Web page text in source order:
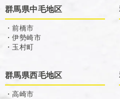
群馬県中毛地区
・前橋市
・伊勢崎市
・玉村町
群馬県西毛地区
・高崎市